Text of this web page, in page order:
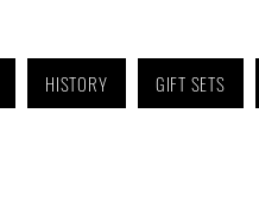
HISTORY GIFT SETS